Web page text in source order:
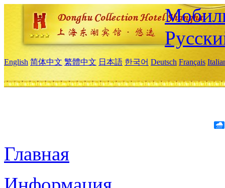
English 简体中文 繁體中文 日本語 한국어 Deutsch Français
Главная